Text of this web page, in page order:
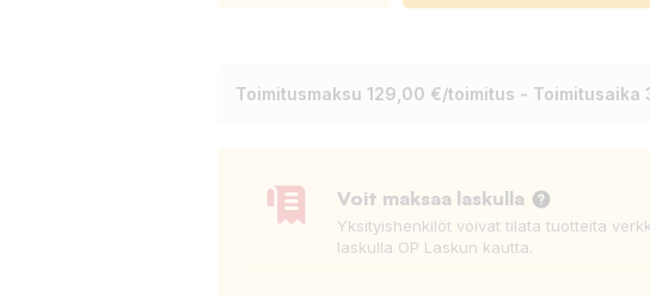
Toimitusmaksu 129,00 €/toimitus - Toimitusaika
Voit maksaa laskulla
Yksityishenkilöt voivat tilata tuotteita
laskulla OP Laskun kautta.